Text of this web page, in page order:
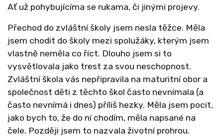
Ať už pohybujícíma se rukama, či jinými projevy.
Přechod do zvláštní školy jsem nesla těžce. Měla
jsem chodit do školy mezi spolužáky, kterým jsem
vlastně neměla co říct. Dlouho jsem si to
vysvětlovala jako trest za svou neschopnost.
Zvláštní škola vás nepřipravila na maturitní obor a
společnost děti z těchto škol často nevnímala (a
často nevnímá i dnes) příliš hezky. Měla jsem pocit,
jako bych to, že do ní chodím, měla napsané na
čele. Později jsem to nazvala životní prohrou.